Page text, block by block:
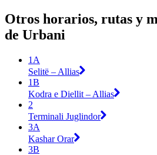
Otros horarios, rutas y
de Urbani
1A
Selitë – Allias
1B
Kodra e Diellit – Allias
2
Terminali Juglindor
3A
Kashar Orar
3B